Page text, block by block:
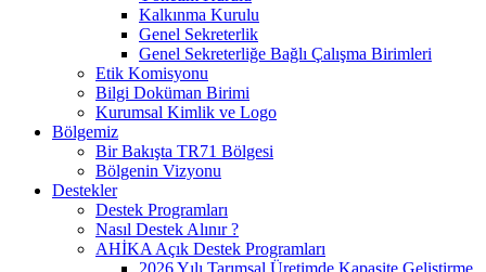
Kalkınma Kurulu
Genel Sekreterlik
Genel Sekreterliğe Bağlı Çalışma Birimleri
Etik Komisyonu
Bilgi Doküman Birimi
Kurumsal Kimlik ve Logo
Bölgemiz
Bir Bakışta TR71 Bölgesi
Bölgenin Vizyonu
Destekler
Destek Programları
Nasıl Destek Alınır ?
AHİKA Açık Destek Programları
2026 Yılı Tarımsal Üretimde Kapasite Geliştirme